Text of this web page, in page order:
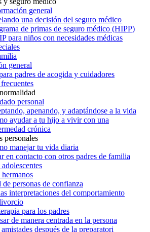
general
una decisión del seguro médico
de primas de seguro médico (HIPP)
para niños con necesidades médicas
general
padres de acogida y cuidadores
personal
apenando, y adaptándose a la vida
ayudar a tu hijo a vivir con una
crónica
personales
manejar tu vida diaria
en contacto con otros padres de familia
de personas de confianza
interpretaciones del comportamiento
para los padres
de manera centrada en la persona
después de la preparatori